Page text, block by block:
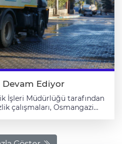
Ediyor
İşleri Müdürlüğü tarafından
çalışmaları, Osmangazi
vatandaşlardan takdir gördü.